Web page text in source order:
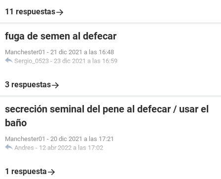
11 respuestas
fuga de semen al defecar
Manchester01 - 21 dic 2021 a las 16:48
Sergio_0523 - 23 dic 2021 a las 16:59
3 respuestas
secreción seminal del pene al defecar / usar el
baño
Manchester01 - 20 dic 2021 a las 17:21
Andres - 12 abr 2022 a las 17:02
1 respuesta